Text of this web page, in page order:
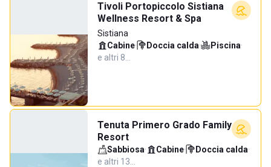
Tivoli Portopiccolo Sistiana
Wellness Resort & Spa
Sistiana
Cabine· Doccia calda· Piscina·
e altri 8…
Tenuta Primero Grado Family
Resort
Sabbiosa· Cabine· Doccia calda·
e altri 13…